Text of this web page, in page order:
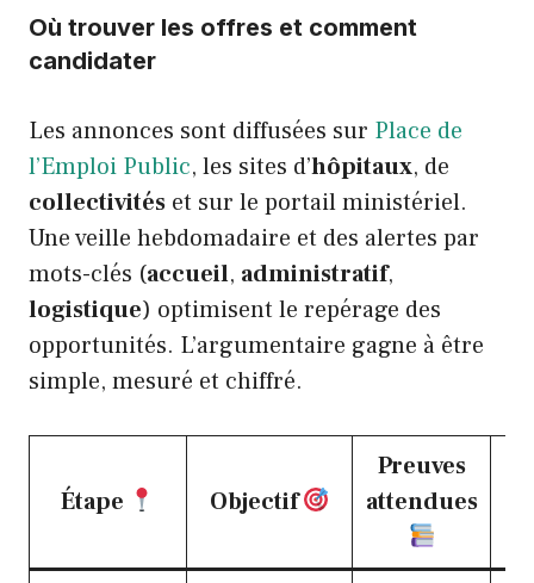
Où trouver les offres et comment
candidater
Les annonces sont diffusées sur Place de
l’Emploi Public, les sites d’hôpitaux, de
collectivités et sur le portail ministériel.
Une veille hebdomadaire et des alertes par
mots-clés (accueil, administratif,
logistique) optimisent le repérage des
opportunités. L’argumentaire gagne à être
simple, mesuré et chiffré.
Étape Objectif
Preuves
attendues